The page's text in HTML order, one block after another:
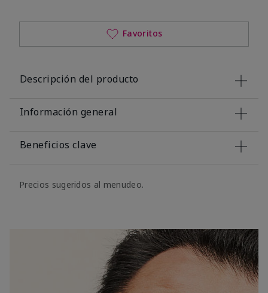
Favoritos
Descripción del producto
Información general
Beneficios clave
Precios sugeridos al menudeo.